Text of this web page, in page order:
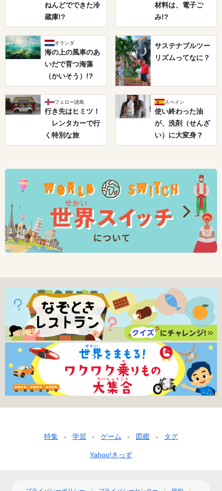
ねんどでできた冷
蔵庫!?
材料は、電子ご
み!?
オランダ
海の上の風車のあ
いだで育つ海藻
（かいそう）!?
サステナブルツー
リズムってなに？
フェロー諸島
行き先はヒミツ！
レンタカーで行
く特別な旅
スペイン
使い終わった油
が、洗剤（せんざ
い）に大変身？
特集 学習 ゲーム 図鑑 タグ
Yahoo!きっず